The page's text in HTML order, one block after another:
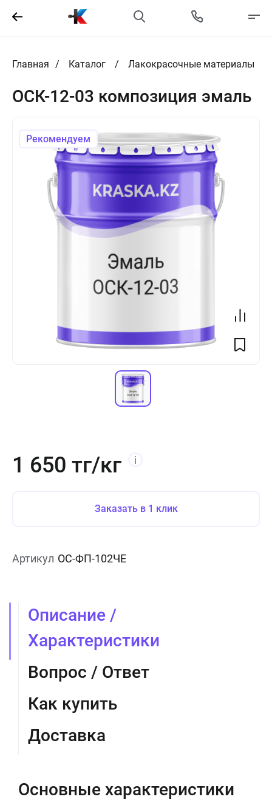
Главная Каталог Лакокрасочные материалы
ОСК-12-03 композиция эмаль
Рекомендуем
1 650 тг/кг
Заказать в 1 клик
Артикул ОС-ФП-102ЧЕ
Описание /
Характеристики
Вопрос / Ответ
Как купить
Доставка
Основные характеристики